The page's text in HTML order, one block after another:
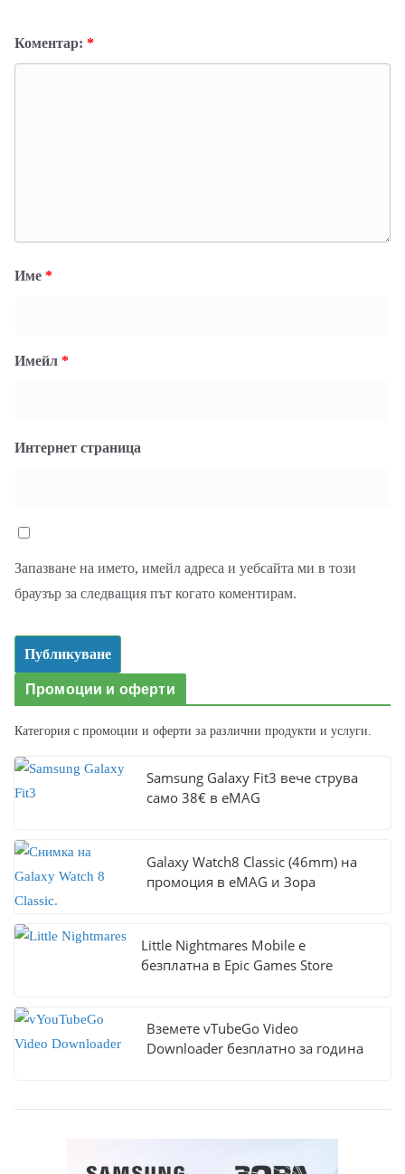
Коментар: *
Име *
Имейл *
Интернет страница
Запазване на името, имейл адреса и уебсайта ми в този
браузър за следващия път когато коментирам.
Промоции и оферти
Категория с промоции и оферти за различни продукти и услуги.
Samsung Galaxy Fit3 вече струва
само 38€ в eMAG
Galaxy Watch8 Classic (46mm) на
промоция в eMAG и Зора
Little Nightmares Mobile е
безплатна в Epic Games Store
Вземете vTubeGo Video
Downloader безплатно за година